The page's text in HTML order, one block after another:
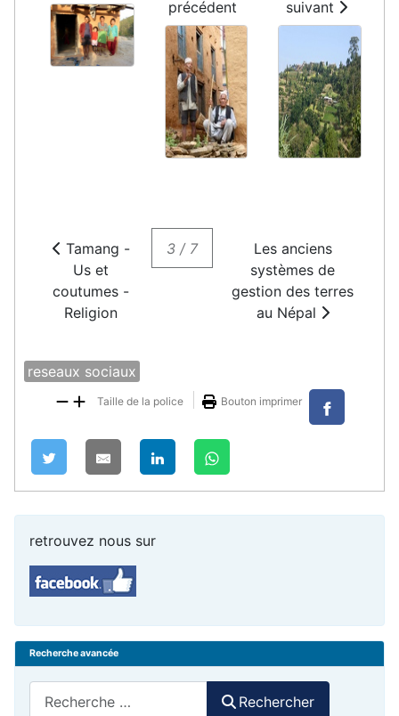
précédent suivant
Tamang -
Us et
coutumes -
Religion
3 / 7
Les anciens
systèmes de
gestion des terres
au Népal
reseaux sociaux
Taille de la police Bouton imprimer
retrouvez nous sur
Recherche avancée
Rechercher